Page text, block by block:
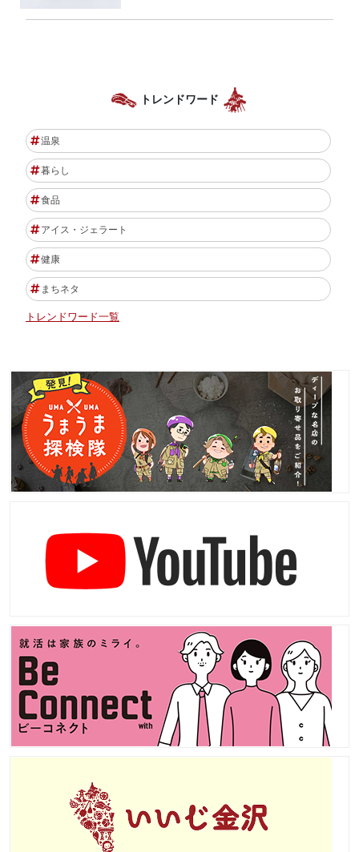
トレンドワード
温泉
暮らし
食品
アイス・ジェラート
健康
まちネタ
トレンドワード一覧